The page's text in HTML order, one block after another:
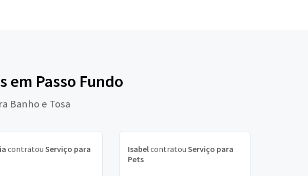
em Passo Fundo
Banho e Tosa
contratou Serviço para
Isabelcontratou Serviço para
Pets